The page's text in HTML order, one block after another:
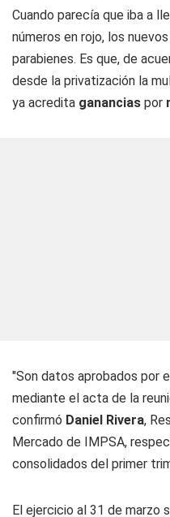
Cuando parecía que iba a
números en rojo, los
parabienes. Es que, de
desde la privatización la
ya acredita ganancias por
"Son datos aprobados por
mediante el acta de la
confirmó Daniel Rivera,
Mercado de IMPSA,
consolidados del primer
El ejercicio al 31 de marzo